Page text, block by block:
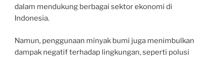
dalam mendukung berbagai sektor ekonomi di
Indonesia.
Namun, penggunaan minyak bumi juga menimbulkan
dampak negatif terhadap lingkungan, seperti polusi